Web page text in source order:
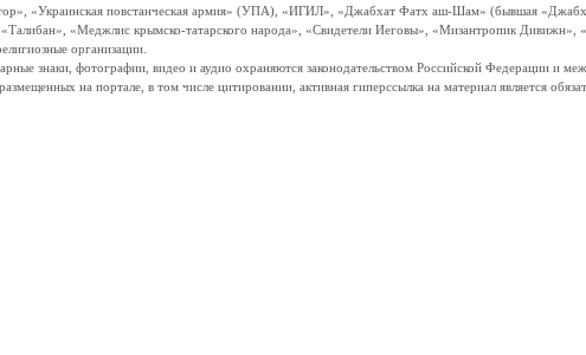
«Украинская повстанческая армия» (УПА), «ИГИЛ», «Джабхат Фатх аш-Шам» (бывшая
«Меджлис крымско-татарского народа», «Свидетели Иеговы», «Мизантропик Дивижн»,
организации.
знаки, фотографии, видео и аудио охраняются законодательством Российской Федерации и
на портале, в том числе цитировании, активная гиперссылка на материал является